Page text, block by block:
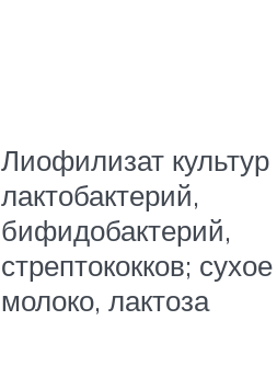
Лиофилизат культур
лактобактерий,
бифидобактерий,
стрептококков; сухое
молоко, лактоза